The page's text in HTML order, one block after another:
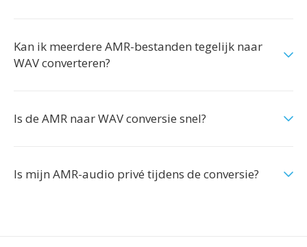
Kan ik meerdere AMR-bestanden tegelijk naar
WAV converteren?
Is de AMR naar WAV conversie snel?
Is mijn AMR-audio privé tijdens de conversie?